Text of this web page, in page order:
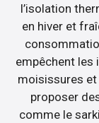
l’isolation
en hiver et
empêchent les
moisissures
proposer
comme le